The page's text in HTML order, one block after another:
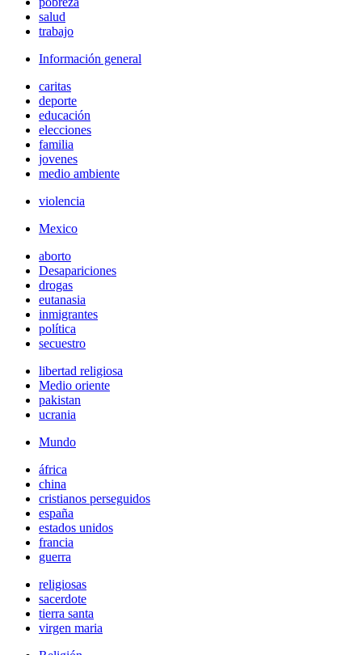
salud
trabajo
Información general
caritas
deporte
educación
elecciones
familia
jovenes
medio ambiente
violencia
Mexico
aborto
Desapariciones
drogas
eutanasia
inmigrantes
política
secuestro
libertad religiosa
Medio oriente
pakistan
ucrania
Mundo
áfrica
china
cristianos perseguidos
españa
estados unidos
francia
guerra
religiosas
sacerdote
tierra santa
virgen maria